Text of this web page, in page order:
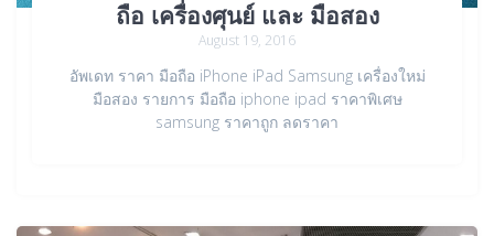
ถือ เครื่องศุนย์ และ มือสอง
August 19, 2016
อัพเดท ราคา มือถือ iPhone iPad Samsung เครื่องใหม่
มือสอง รายการ มือถือ iphone ipad ราคาพิเศษ
samsung ราคาถูก ลดราคา